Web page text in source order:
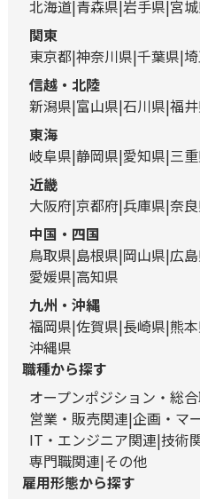
北海道 青森県 岩手県 宮
関東
東京都 神奈川県 千葉県
信越・北陸
新潟県 富山県 石川県 福
東海
岐阜県 静岡県 愛知県 三
近畿
大阪府 京都府 兵庫県 奈
中国・四国
鳥取県 島根県 岡山県 広
愛媛県 高知県
九州・沖縄
福岡県 佐賀県 長崎県 熊
沖縄県
職種から探す
オープンポジション・総
営業・販売関連 企画・マ
IT・エンジニア関連 技術
専門職関連 その他
雇用形態から探す